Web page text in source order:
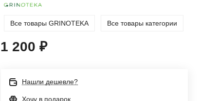
Все товары GRINOTEKA Все товары категории
1 200 ₽
Нашли дешевле?
Хочу в подарок